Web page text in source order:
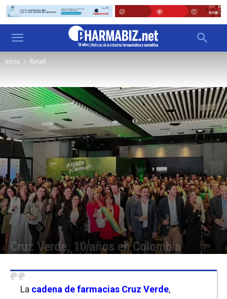
Inicio Retail
Cruz Verde, 10 años en Colombia
La cadena de farmacias Cruz Verde,